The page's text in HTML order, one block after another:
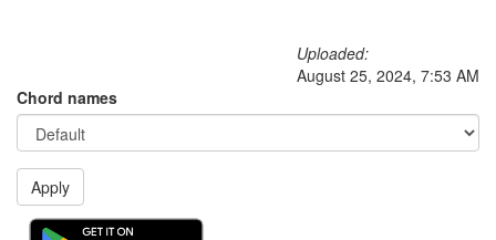
Uploaded:
August 25, 2024, 7:53 AM
Chord names
Apply